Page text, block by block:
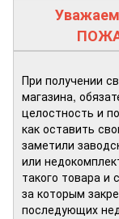
При получении
магазина,
целостность и
как оставить
заметили
или
такого товара и
за которым
последующих